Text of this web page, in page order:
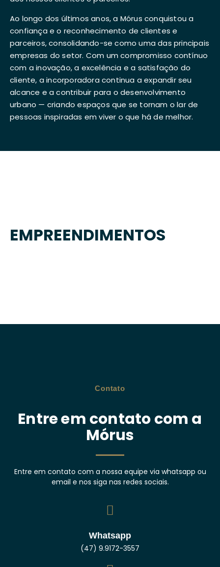
Ao longo dos últimos anos, a Mórus conquistou a
confiança e o reconhecimento de clientes e
parceiros, consolidando-se como uma das principais
empresas do setor. Com um compromisso contínuo
com a inovação, a excelência e a satisfação do
cliente, a incorporadora continua a expandir seu
alcance e a contribuir para o desenvolvimento
urbano — criando espaços que se tornam o lar de
pessoas inspiradas em viver o que há de melhor.
EMPREENDIMENTOS
Contato
Entre em contato com a
Mórus
Entre em contato com a nossa equipe via whatsapp ou
email e nos siga nas redes sociais.
Whatsapp
(47) 9.9172-3557